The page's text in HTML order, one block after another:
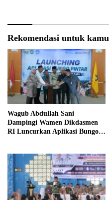
Rekomendasi untuk kamu
Wagub Abdullah Sani
Dampingi Wamen Dikdasmen
RI Luncurkan Aplikasi Bungo